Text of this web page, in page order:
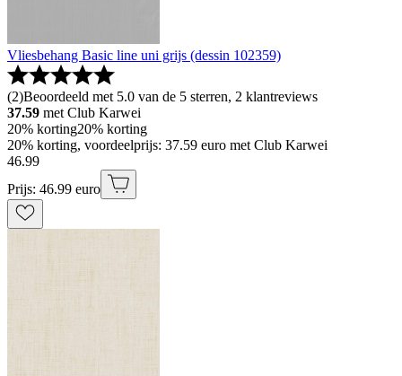
Vliesbehang Basic line uni grijs (dessin 102359)
(2)Beoordeeld met 5.0 van de 5 sterren, 2 klantreviews
37.59 met Club Karwei
20% korting20% korting
20% korting, voordeelprijs: 37.59 euro met Club Karwei
46.99
Prijs: 46.99 euro